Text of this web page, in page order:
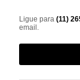
Ligue para(11)
email.